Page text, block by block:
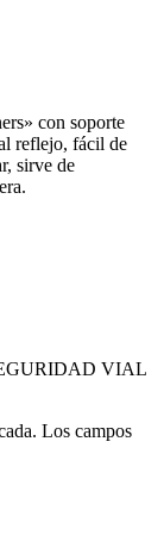
con soporte
reflejo, fácil de
sirve de
VIAL
Los campos